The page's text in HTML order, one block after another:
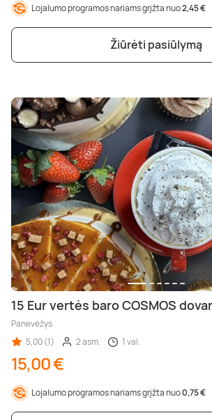
Lojalumo programos nariams grįžta nuo2,45 €
Žiūrėti pasiūlymą
15 Eur vertės baro COSMOS
Panevėžys
5,00 (1)
2 asm. 1 val.
15,00 €
Lojalumo programos nariams grįžta nuo0,75 €